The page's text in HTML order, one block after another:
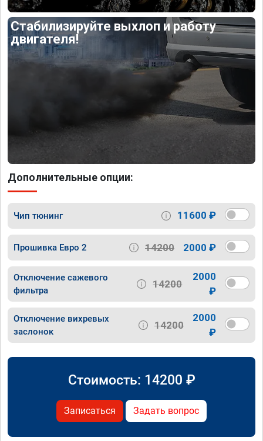
Стабилизируйте выхлоп и работу
двигателя!
Дополнительные опции:
Чип тюнинг 11600 ₽
Прошивка Евро 2 14200 2000 ₽
Отключение сажевого
фильтра
14200
2000
₽
Отключение вихревых
заслонок
14200
2000
₽
Стоимость: 14200 ₽
Записаться Задать вопрос